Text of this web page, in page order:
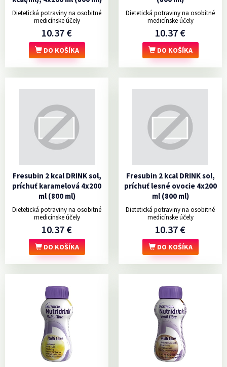
Dietetická potraviny na osobitné
medicínske účely
10.37 €
DO KOŠÍKA
Dietetická potraviny na osobitné
medicínske účely
10.37 €
DO KOŠÍKA
Fresubin 2 kcal DRINK sol,
príchuť karamelová 4x200
ml (800 ml)
Dietetická potraviny na osobitné
medicínske účely
10.37 €
DO KOŠÍKA
Fresubin 2 kcal DRINK sol,
príchuť lesné ovocie 4x200
ml (800 ml)
Dietetická potraviny na osobitné
medicínske účely
10.37 €
DO KOŠÍKA